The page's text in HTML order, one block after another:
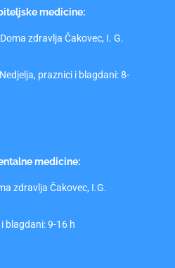
medicine:
zdravlja Čakovec, I. G.
praznici i blagdani: 8-
medicine:
zdravlja Čakovec, I.G.
blagdani: 9-16 h